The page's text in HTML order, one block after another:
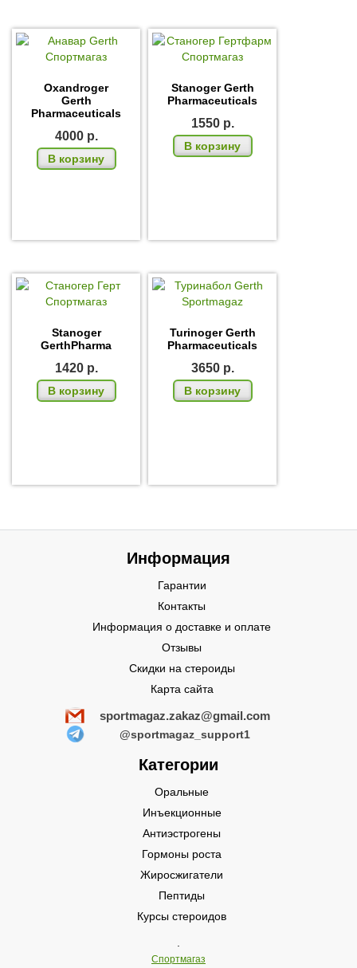
Oxandroger
Gerth
Pharmaceuticals
4000 р.
В корзину
Stanoger Gerth
Pharmaceuticals
1550 р.
В корзину
Stanoger
GerthPharma
1420 р.
В корзину
Turinoger Gerth
Pharmaceuticals
3650 р.
В корзину
Информация
Гарантии
Контакты
Информация о доставке и оплате
Отзывы
Скидки на стероиды
Карта сайта
sportmagaz.zakaz@gmail.com
@sportmagaz_support1
Категории
Оральные
Инъекционные
Антиэстрогены
Гормоны роста
Жиросжигатели
Пептиды
Курсы стероидов
Спортмагаз